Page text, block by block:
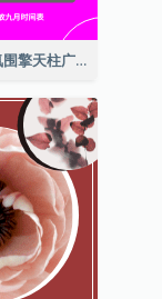
爵士放克氛围擎天柱广告